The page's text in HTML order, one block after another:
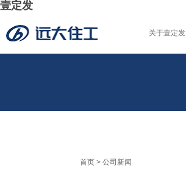
壹定发
关于壹定发
首页> 公司新闻